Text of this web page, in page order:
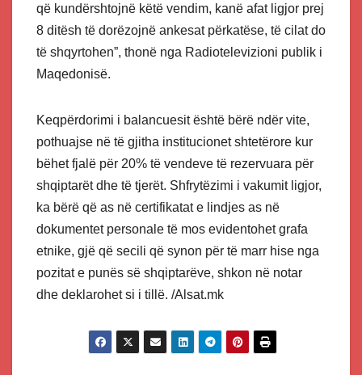
që kundërshtojnë këtë vendim, kanë afat ligjor prej
8 ditësh të dorëzojnë ankesat përkatëse, të cilat do
të shqyrtohen”, thonë nga Radiotelevizioni publik i
Maqedonisë.
Keqpërdorimi i balancuesit është bërë ndër vite,
pothuajse në të gjitha institucionet shtetërore kur
bëhet fjalë për 20% të vendeve të rezervuara për
shqiptarët dhe të tjerët. Shfrytëzimi i vakumit ligjor,
ka bërë që as në certifikatat e lindjes as në
dokumentet personale të mos evidentohet grafa
etnike, gjë që secili që synon për të marr hise nga
pozitat e punës së shqiptarëve, shkon në notar
dhe deklarohet si i tillë. /Alsat.mk